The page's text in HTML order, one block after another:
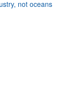
not oceans